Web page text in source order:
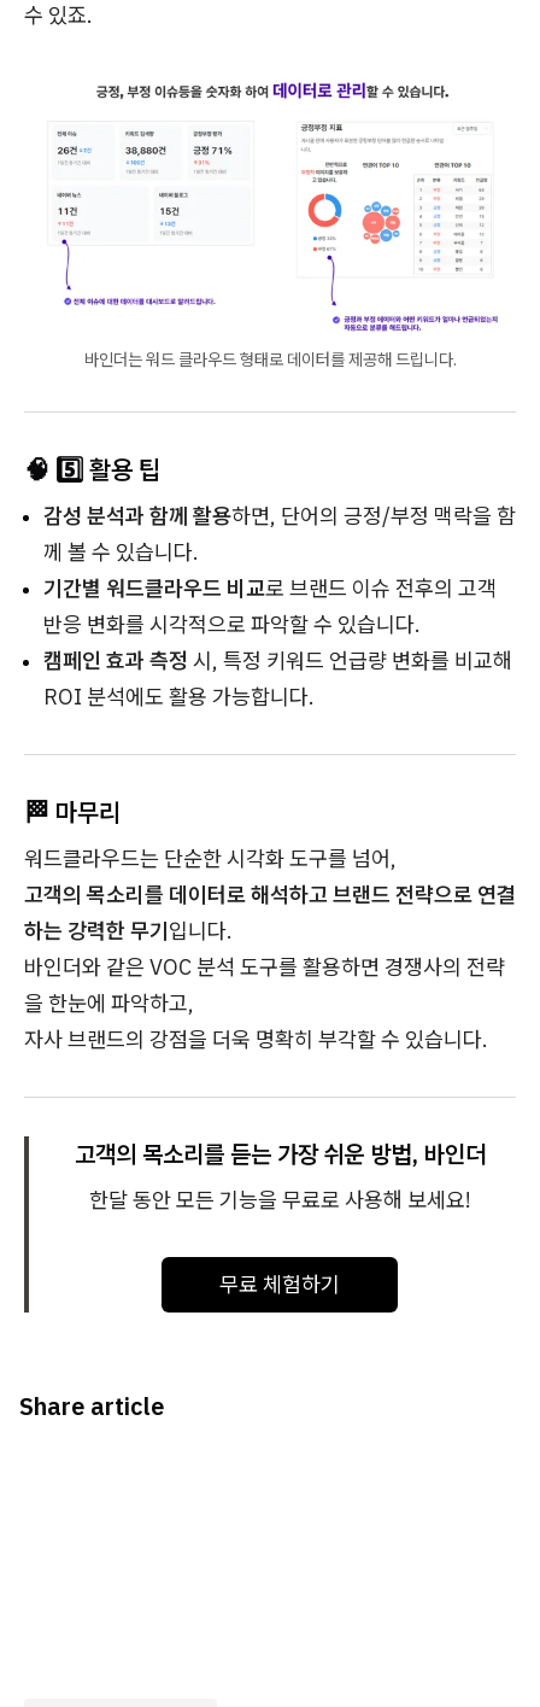
수 있죠.
바인더는 워드 클라우드 형태로 데이터를 제공해 드립니다.
🧠 5️⃣ 활용 팁
감성 분석과 함께 활용하면, 단어의 긍정/부정 맥락을 함
께 볼 수 있습니다.
기간별 워드클라우드 비교로 브랜드 이슈 전후의 고객
반응 변화를 시각적으로 파악할 수 있습니다.
캠페인 효과 측정 시, 특정 키워드 언급량 변화를 비교해
ROI 분석에도 활용 가능합니다.
🏁 마무리
워드클라우드는 단순한 시각화 도구를 넘어,
고객의 목소리를 데이터로 해석하고 브랜드 전략으로 연결
하는 강력한 무기입니다.
바인더와 같은 VOC 분석 도구를 활용하면 경쟁사의 전략
을 한눈에 파악하고,
자사 브랜드의 강점을 더욱 명확히 부각할 수 있습니다.
고객의 목소리를 듣는 가장 쉬운 방법, 바인더
한달 동안 모든 기능을 무료로 사용해 보세요!
무료 체험하기
Share article